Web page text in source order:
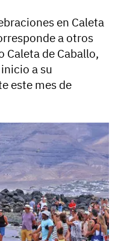
en Caleta
a otros
de Caballo,
a su
este mes de